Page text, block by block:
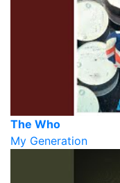
The Who
My Generation